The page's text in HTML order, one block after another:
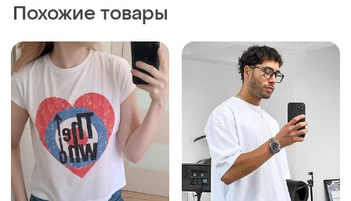
Похожие товары